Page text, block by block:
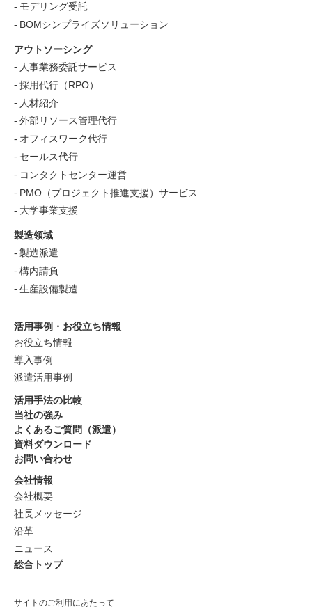
モデリング受託
BOMシンプライズソリューション
アウトソーシング
人事業務委託サービス
採用代行（RPO）
人材紹介
外部リソース管理代行
オフィスワーク代行
セールス代行
コンタクトセンター運営
PMO（プロジェクト推進支援）サービス
大学事業支援
製造領域
製造派遣
構内請負
生産設備製造
活用事例・お役立ち情報
お役立ち情報
導入事例
派遣活用事例
活用手法の比較
当社の強み
よくあるご質問（派遣）
資料ダウンロード
お問い合わせ
会社情報
会社概要
社長メッセージ
沿革
ニュース
総合トップ
サイトのご利用にあたって